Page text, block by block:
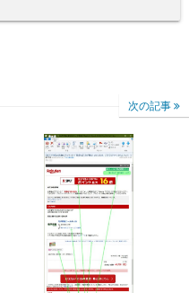
次の記事